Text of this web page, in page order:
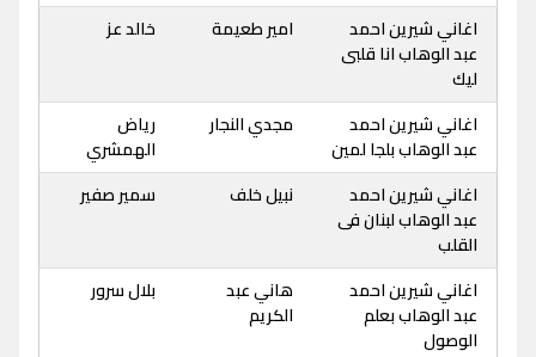
اغاني شيرين احمد
عبد الوهاب انا قلبى
ليك
امير طعيمة خالد عز
اغاني شيرين احمد
عبد الوهاب بلجا لمين
مجدي النجار
رياض
الهمشري
اغاني شيرين احمد
عبد الوهاب لبنان فى
القلب
نبيل خلف سمير صفير
اغاني شيرين احمد
عبد الوهاب بعلم
الوصول
هاني عبد
الكريم
بلال سرور